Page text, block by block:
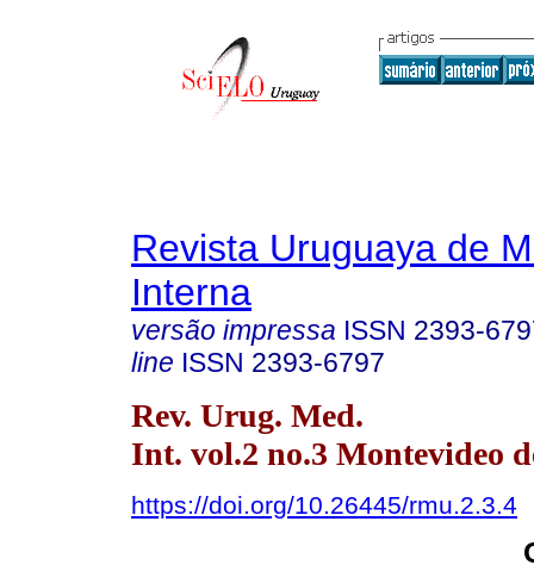
Revista Uruguaya de
Interna
versão impressa ISSN 2393-
line ISSN 2393-6797
Rev. Urug. Med.
Int. vol.2 no.3 Montevideo
https://doi.org/10.26445/rmu.2.3.4